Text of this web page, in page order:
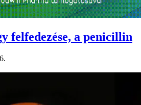
felfedezése, a penicillin